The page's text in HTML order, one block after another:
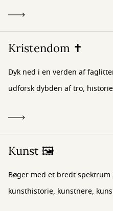
Kristendom ✝️
Dyk ned i en verden af
udforsk dybden af tro,
Kunst 🖼️
Bøger med et bredt
kunsthistorie, kunstnere,